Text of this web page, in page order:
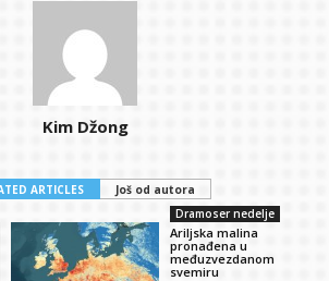
Kim Džong
ARTICLES Još od autora
Dramoser nedelje
Ariljska malina
pronađena u
međuzvezdanom
svemiru